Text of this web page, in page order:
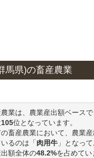
馬県)の畜産農業
業は、農業産出額ベース
105位となっています。
畜産農業において、農業産
るのは「肉用牛 」となっ
額全体の48.2%を占めてい